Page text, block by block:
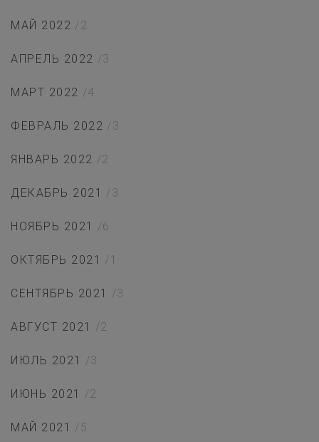
МАЙ 2022 /2
АПРЕЛЬ 2022 /3
МАРТ 2022 /4
ФЕВРАЛЬ 2022 /3
ЯНВАРЬ 2022 /2
ДЕКАБРЬ 2021 /3
НОЯБРЬ 2021 /6
ОКТЯБРЬ 2021 /1
СЕНТЯБРЬ 2021 /3
АВГУСТ 2021 /2
ИЮЛЬ 2021 /3
ИЮНЬ 2021 /2
МАЙ 2021 /5